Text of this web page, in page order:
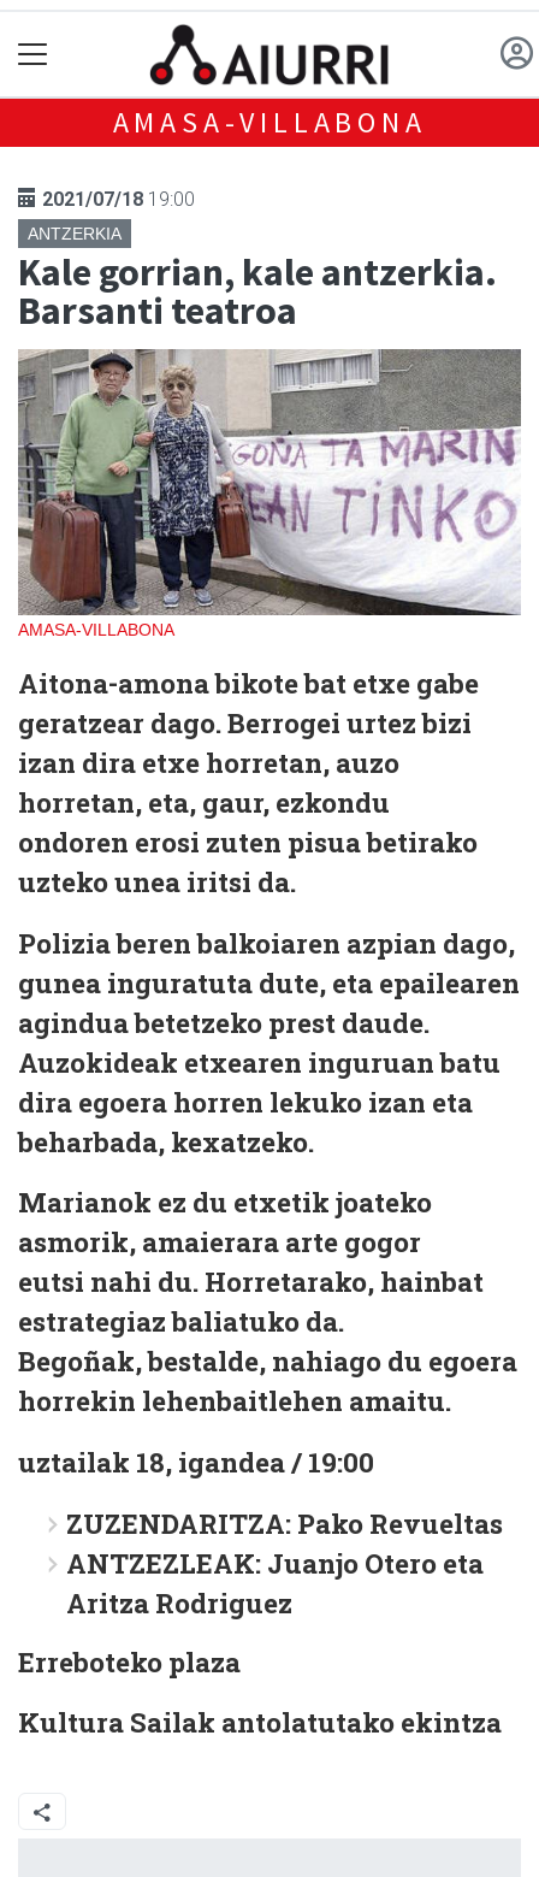
AMASA-VILLABONA
2021/07/18 19:00
ANTZERKIA
Kale gorrian, kale antzerkia.
Barsanti teatroa
AMASA-VILLABONA
Aitona-amona bikote bat etxe gabe
geratzear dago. Berrogei urtez bizi
izan dira etxe horretan, auzo
horretan, eta, gaur, ezkondu
ondoren erosi zuten pisua betirako
uzteko unea iritsi da.
Polizia beren balkoiaren azpian dago,
gunea inguratuta dute, eta epailearen
agindua betetzeko prest daude.
Auzokideak etxearen inguruan batu
dira egoera horren lekuko izan eta
beharbada, kexatzeko.
Marianok ez du etxetik joateko
asmorik, amaierara arte gogor
eutsi nahi du. Horretarako, hainbat
estrategiaz baliatuko da.
Begoñak, bestalde, nahiago du egoera
horrekin lehenbaitlehen amaitu.
uztailak 18, igandea / 19:00
ZUZENDARITZA: Pako Revueltas
ANTZEZLEAK: Juanjo Otero eta
Aritza Rodriguez
Erreboteko plaza
Kultura Sailak antolatutako ekintza